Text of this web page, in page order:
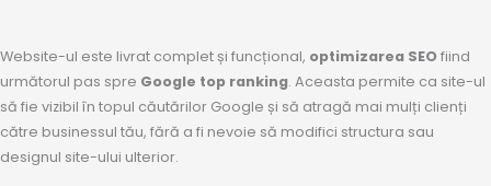
Website-ul este livrat complet și funcțional, optimizarea SEO fiind
următorul pas spre Google top ranking. Aceasta permite ca site-ul
să fie vizibil în topul căutărilor Google și să atragă mai mulți clienți
către businessul tău, fără a fi nevoie să modifici structura sau
designul site-ului ulterior.